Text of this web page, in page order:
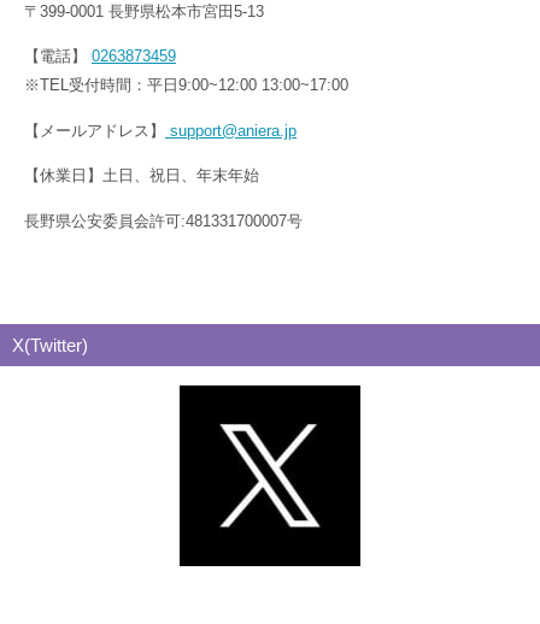
〒399-0001 長野県松本市宮田5-13
【電話】 0263873459
※TEL受付時間：平日9:00~12:00 13:00~17:00
【メールアドレス】 support@aniera.jp
【休業日】土日、祝日、年末年始
長野県公安委員会許可:481331700007号
X(Twitter)